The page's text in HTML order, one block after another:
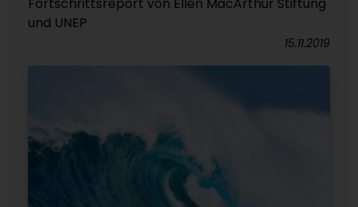
und UNEP
15.11.2019